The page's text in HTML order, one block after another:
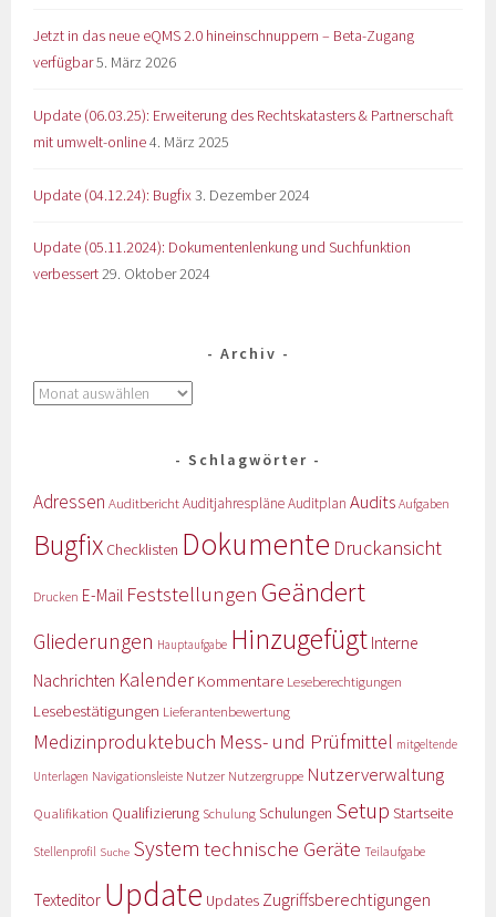
Jetzt in das neue eQMS 2.0 hineinschnuppern – Beta-Zugang
verfügbar5. März 2026
Update (06.03.25): Erweiterung des Rechtskatasters & Partnerschaft
mit umwelt-online4. März 2025
Update (04.12.24): Bugfix 3. Dezember 2024
Update (05.11.2024): Dokumentenlenkung und Suchfunktion
verbessert29. Oktober 2024
Archiv
Schlagwörter
Adressen AuditberichtAuditjahrespläneAuditplan Audits Aufgaben
Bugfix Checklisten Dokumente Druckansicht
Drucken E-Mail Feststellungen Geändert
Gliederungen Hauptaufgabe Hinzugefügt Interne
Nachrichten KalenderKommentare Leseberechtigungen
Lesebestätigungen Lieferantenbewertung
Medizinproduktebuch Mess- und Prüfmittel mitgeltende
Unterlagen Navigationsleiste Nutzer Nutzergruppe Nutzerverwaltung
Qualifikation Qualifizierung Schulung Schulungen Setup Startseite
Stellenprofil Suche System technische Geräte Teilaufgabe
Texteditor Update Updates Zugriffsberechtigungen